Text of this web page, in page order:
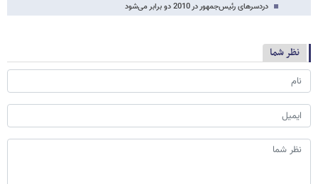
دردسرهای رئیس‌جمهور در 2010 دو برابر می‌شود
نظر شما